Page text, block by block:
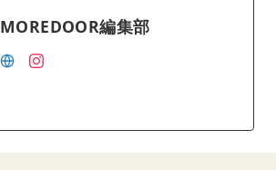
MOREDOOR編集部